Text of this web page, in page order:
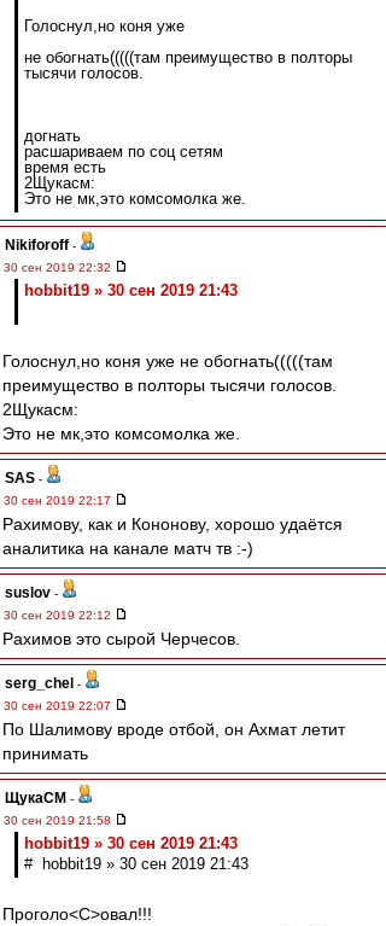
Голоснул,но коня уже
не обогнать(((((там преимущество в полторы
тысячи голосов.
догнать
расшариваем по соц сетям
время есть
2Щукасм:
Это не мк,это комсомолка же.
Nikiforoff -
30 сен 2019 22:32
hobbit19 » 30 сен 2019 21:43
Голоснул,но коня уже не обогнать(((((там
преимущество в полторы тысячи голосов.
2Щукасм:
Это не мк,это комсомолка же.
SAS -
30 сен 2019 22:17
Рахимову, как и Кононову, хорошо удаётся
аналитика на канале матч тв :-)
suslov -
30 сен 2019 22:12
Рахимов это сырой Черчесов.
serg_chel -
30 сен 2019 22:07
По Шалимову вроде отбой, он Ахмат летит
принимать
ЩукаСМ -
30 сен 2019 21:58
hobbit19 » 30 сен 2019 21:43
# hobbit19 » 30 сен 2019 21:43
Проголо<C>овал!!!